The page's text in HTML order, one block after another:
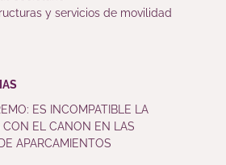
y servicios de movilidad
ES INCOMPATIBLE LA
CON EL CANON EN LAS
APARCAMIENTOS